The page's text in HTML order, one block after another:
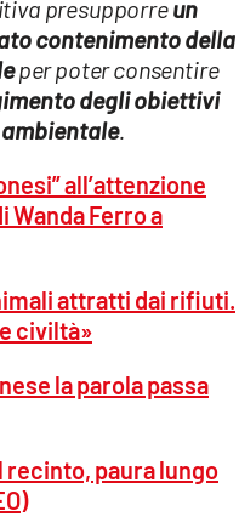
presupporreun
contenimento della
per poter consentire
degli obiettivi
.
all’attenzione
Wanda Ferro a
attratti dai rifiuti.
civiltà»
la parola passa
paura lungo